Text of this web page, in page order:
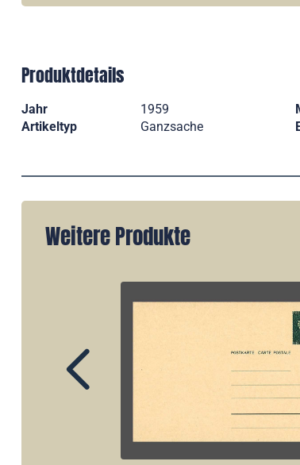
Produktdetails
Jahr 1959
Artikeltyp
Ganzsache
Weitere Produkte